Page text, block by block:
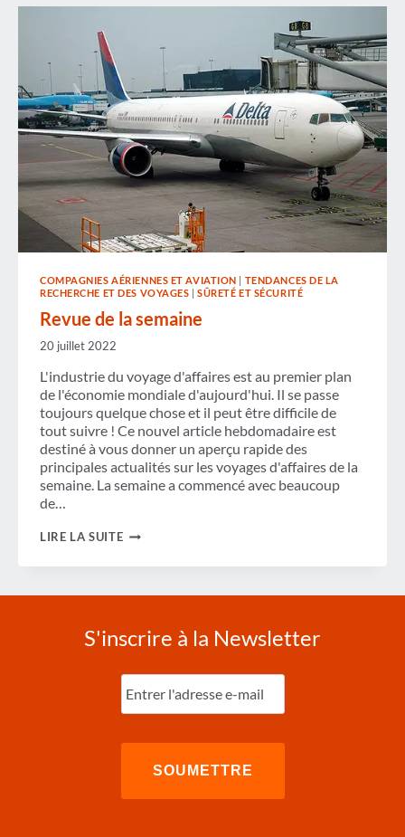
LE
VOYAGES
D'AUJOURD'HUI
COMPAGNIES AÉRIENNES ET AVIATION | TENDANCES DE LA
RECHERCHE ET DES VOYAGES |SÛRETÉ ET SÉCURITÉ
Revue de la semaine
20 juillet 2022
L'industrie du voyage d'affaires est au premier plan
de l'économie mondiale d'aujourd'hui. Il se passe
toujours quelque chose et il peut être difficile de
tout suivre ! Ce nouvel article hebdomadaire est
destiné à vous donner un aperçu rapide des
principales actualités sur les voyages d'affaires de la
semaine. La semaine a commencé avec beaucoup
de…
LIRE LA SUITEREVUE
S'inscrire à la Newsletter
Entrez
l'e-
mail